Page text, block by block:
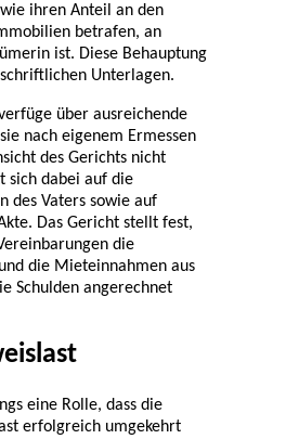
ihren Anteil an den
betrafen, an
ist. Diese Behauptung
Unterlagen.
über ausreichende
nach eigenem Ermessen
des Gerichts nicht
sich dabei auf die
des Vaters sowie auf
Das Gericht stellt fest,
die
die Mieteinnahmen aus
Schulden angerechnet
eine Rolle, dass die
erfolgreich umgekehrt